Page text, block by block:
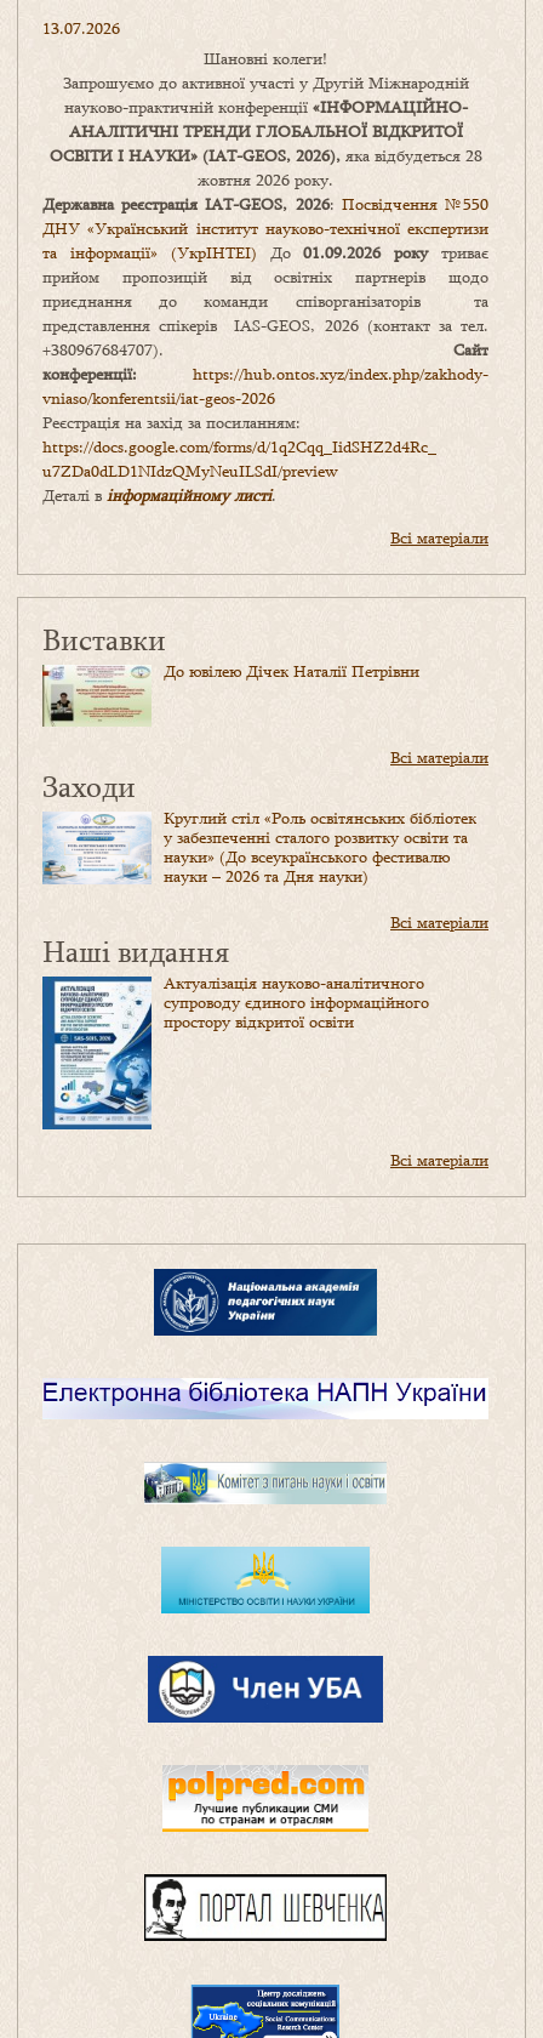
13.07.2026
Шановні колеги!
Запрошуємо до активної участі у Другій Міжнародній
науково-практичній конференції «ІНФОРМАЦІЙНО-
АНАЛІТИЧНІ ТРЕНДИ ГЛОБАЛЬНОЇ ВІДКРИТОЇ
ОСВІТИ І НАУКИ» (IAT-GEOS, 2026),яка відбудеться 28
жовтня 2026 року.
Державна реєстрація IAT-GEOS, 2026: Посвідчення №550
ДНУ «Український інститут науково-технічної експертизи
та інформації» (УкрІНТЕІ) До01.09.2026 рокутриває
прийом пропозицій від освітніх партнерів щодо
приєднання до команди співорганізаторів та
представлення спікерів IAS-GEOS, 2026 (контакт за тел.
+380967684707). Сайт
конференції: https://hub.ontos.xyz/index.php/zakhody-
vniaso/konferentsii/iat-geos-2026
Реєстрація на захід за посиланням:
https://docs.google.com/forms/d/1q2Cqq_IidSHZ2d4Rc_
u7ZDa0dLD1NIdzQMyNeuILSdI/preview
Деталі в інформаційному листі.
Всі матеріали
Виставки
До ювілею Дічек Наталії Петрівни
Всі матеріали
Заходи
Круглий стіл «Роль освітянських бібліотек
у забезпеченні сталого розвитку освіти та
науки» (До всеукраїнського фестивалю
науки – 2026 та Дня науки)
Всі матеріали
Наші видання
Актуалізація науково-аналітичного
супроводу єдиного інформаційного
простору відкритої освіти
Всі матеріали